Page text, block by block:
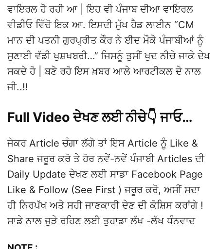
ਵਾਇਰਲ ਹੋ ਰਹੀ ਆ | ਇਹ ਵੀ ਪੰਜਾਬ ਦੀਆ ਵਾਇਰਲ
ਵੀਡੀਓ ਵਿੱਚੋ ਇਕ ਆ. ਇਸਦੀ ਮੁੱਖ ਹੈਡ ਲਾਈਨ “CM
ਮਾਨ ਦੀ ਪਤਨੀ ਗੁਰਪ੍ਰੀਤ ਕੌਰ ਨੇ ਈਦ ਮੌਕੇ ਪੰਜਾਬੀਆਂ ਨੂੰ
ਸੁਣਾਈ ਵੱਡੀ ਖੁਸ਼ਖਬਰੀ…” ਜਿਸਨੂੰ ਤੁਸੀਂ ਖੁਦ ਨੀਚੇ ਜਾਕੇ ਦੇਖ
ਸਕਦੇ ਹੋ | ਬਣੇ ਰਹੋ ਇਸ ਖ਼ਬਰ ਆਲੇ ਆਰਟੀਕਲ ਦੇ ਨਾਲ
ਜੀ..!!
Full Video ਦੇਖਣ ਲਈ ਨੀਚੇ👇 ਜਾਓ…
ਜੇਕਰ Article ਚੰਗਾ ਲੱਗੇ ਤਾਂ ਇਸ Article ਨੂੰ Like &
Share ਜਰੂਰ ਕਰੋ ਤੇ ਹੋਰ ਨਵੇਂ-ਨਵੇਂ ਪੰਜਾਬੀ Articles ਦੀ
Daily Update ਦੇਖਣ ਲਈ ਸਾਡਾ Facebook Page
Like & Follow (See First ) ਜਰੂਰ ਕਰੋ, ਅਸੀਂ ਸਦਾ
ਹੀ ਨਿਰਪੱਖ ਅਤੇ ਸਹੀ ਜਾਣਕਾਰੀ ਦੇਣ ਦੀ ਕੋਸ਼ਿਸ ਕਰਾਂਗੇ !
ਸਾਡੇ ਨਾਲ ਜੁੜੇ ਰਹਿਣ ਲਈ ਤੁਹਾਡਾ ਲੱਖ -ਲੱਖ ਧੰਨਵਾਦ